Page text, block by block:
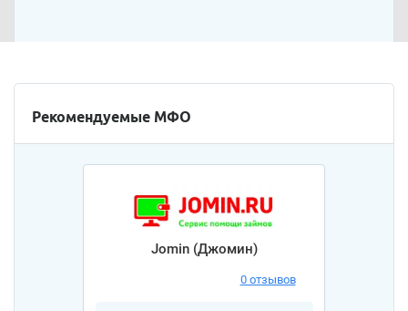
Рекомендуемые МФО
Jomin (Джомин)
0 отзывов